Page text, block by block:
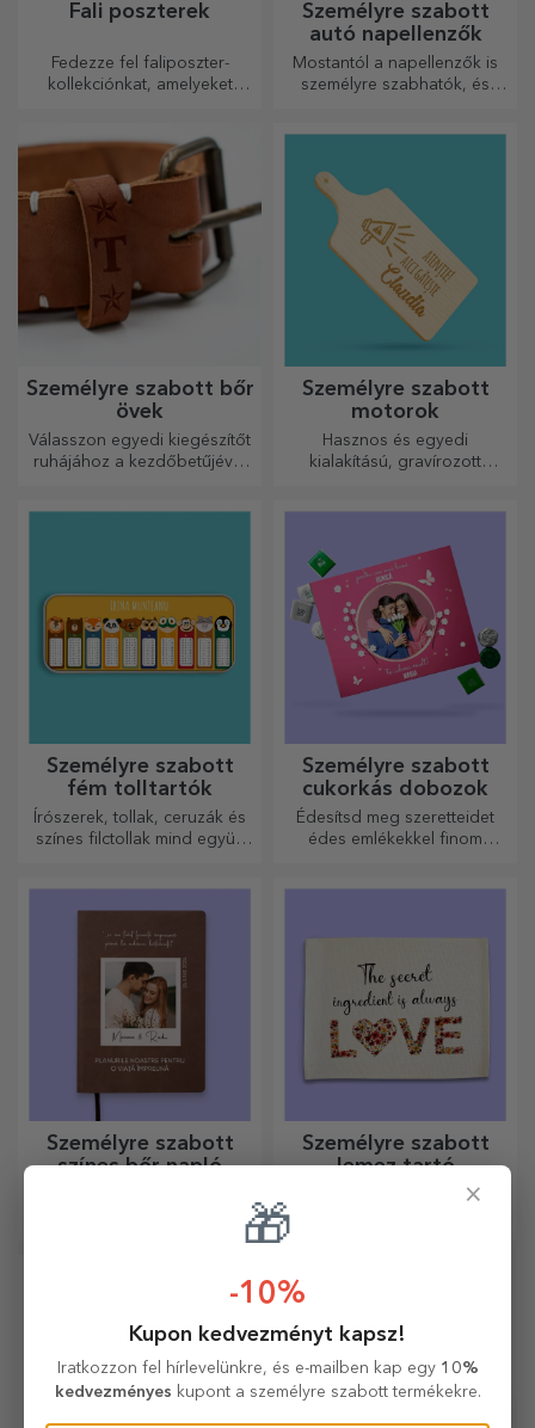
Fali poszterek
Fedezze fel faliposzter-
kollekciónkat, amelyeket
bármilyen teret átalakítsanak.
Modern dizájn, élénk színek
és prémium minőség –
tökéletesek ahhoz, hogy
személyiséget adjanak
otthonának, irodájának vagy
stúdiójának.
Személyre szabott
autó napellenzők
Mostantól a napellenzők is
személyre szabhatók, és
Személyre szabott bőr
övek
Válasszon egyedi kiegészítőt
ruhájához a kezdőbetűjével
Személyre szabott
motorok
Hasznos és egyedi
kialakítású, gravírozott
Személyre szabott
fém tolltartók
Írószerek, tollak, ceruzák és
színes filctollak mind együtt
Személyre szabott
cukorkás dobozok
Édesítsd meg szeretteidet
édes emlékekkel finom
Személyre szabott
színes bőr napló
Személyre szabott
lemez tartó
Terítsd meg az asztalt
×
🎁
-10%
Kupon kedvezményt kapsz!
Iratkozzon fel hírlevelünkre, és e-mailben kap egy 10%
kedvezményes kupont a személyre szabott termékekre.